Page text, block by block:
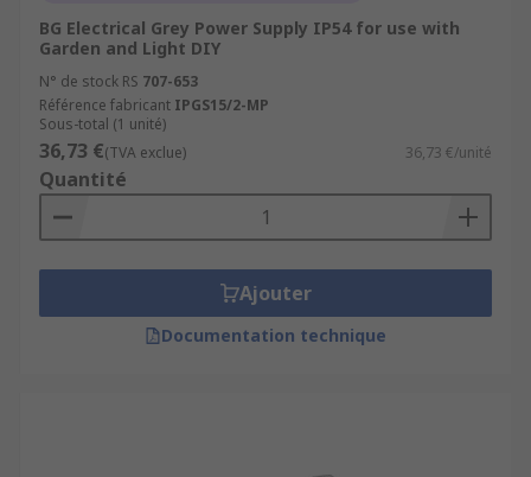
BG Electrical Grey Power Supply IP54 for use with
Garden and Light DIY
N° de stock RS 707-653
Référence fabricant IPGS15/2-MP
Sous-total (1 unité)
36,73 €(TVA exclue) 36,73 €/unité
Quantité
Ajouter
Documentation technique